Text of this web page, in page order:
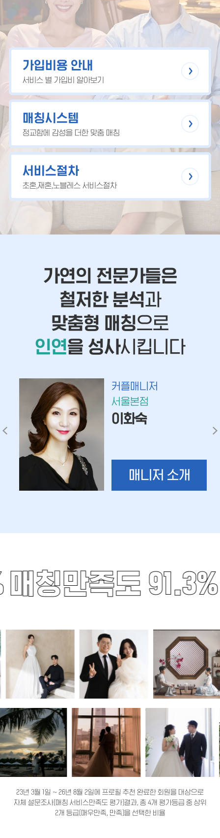
가입비용 안내
서비스 별 가입비 알아보기
매칭시스템
정교함에 감성을 더한 맞춤 매칭
서비스절차
초혼,재혼,노블레스 서비스절차
가연의 전문가들은
철저한 분석과
맞춤형 매칭으로
인연을 성사시킵니다
커플매니저
서울본점
이화숙
매니저 소개
매칭만족도 91.3%
23년 3월 1일 ~ 26년 8월 2일에 프로필 추천 완료한 회원을 대상으로
자체 설문조사(매칭 서비스만족도 평가)결과, 총 4개 평가등급 중 상위
2개 등급(매우만족, 만족)을 선택한 비율